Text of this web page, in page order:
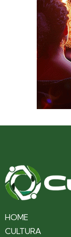
HOME
CULTURA